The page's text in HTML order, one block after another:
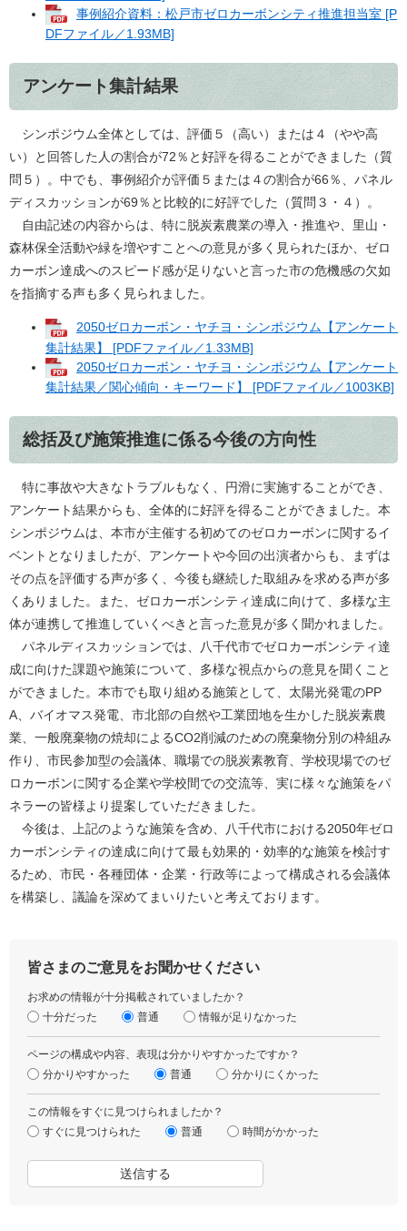
事例紹介資料：松戸市ゼロカーボンシティ推進担当室 [P
DFファイル／1.93MB]
アンケート集計結果
シンポジウム全体としては、評価５（高い）または４（やや高
い）と回答した人の割合が72％と好評を得ることができました（質
問５）。中でも、事例紹介が評価５または４の割合が66％、パネル
ディスカッションが69％と比較的に好評でした（質問３・４）。
自由記述の内容からは、特に脱炭素農業の導入・推進や、里山・
森林保全活動や緑を増やすことへの意見が多く見られたほか、ゼロ
カーボン達成へのスピード感が足りないと言った市の危機感の欠如
を指摘する声も多く見られました。
2050ゼロカーボン・ヤチヨ・シンポジウム【アンケート
集計結果】 [PDFファイル／1.33MB]
2050ゼロカーボン・ヤチヨ・シンポジウム【アンケート
集計結果／関心傾向・キーワード】 [PDFファイル／1003KB]
総括及び施策推進に係る今後の方向性
特に事故や大きなトラブルもなく、円滑に実施することができ、
アンケート結果からも、全体的に好評を得ることができました。本
シンポジウムは、本市が主催する初めてのゼロカーボンに関するイ
ベントとなりましたが、アンケートや今回の出演者からも、まずは
その点を評価する声が多く、今後も継続した取組みを求める声が多
くありました。また、ゼロカーボンシティ達成に向けて、多様な主
体が連携して推進していくべきと言った意見が多く聞かれました。
パネルディスカッションでは、八千代市でゼロカーボンシティ達
成に向けた課題や施策について、多様な視点からの意見を聞くこと
ができました。本市でも取り組める施策として、太陽光発電のPP
A、バイオマス発電、市北部の自然や工業団地を生かした脱炭素農
業、一般廃棄物の焼却によるCO2削減のための廃棄物分別の枠組み
作り、市民参加型の会議体、職場での脱炭素教育、学校現場でのゼ
ロカーボンに関する企業や学校間での交流等、実に様々な施策をパ
ネラーの皆様より提案していただきました。
今後は、上記のような施策を含め、八千代市における2050年ゼロ
カーボンシティの達成に向けて最も効果的・効率的な施策を検討す
るため、市民・各種団体・企業・行政等によって構成される会議体
を構築し、議論を深めてまいりたいと考えております。
皆さまのご意見をお聞かせください
お求めの情報が十分掲載されていましたか？
十分だった
普通 情報が足りなかった
ページの構成や内容、表現は分かりやすかったですか？
分かりやすかった
普通 分かりにくかった
この情報をすぐに見つけられましたか？
すぐに見つけられた
普通 時間がかかった